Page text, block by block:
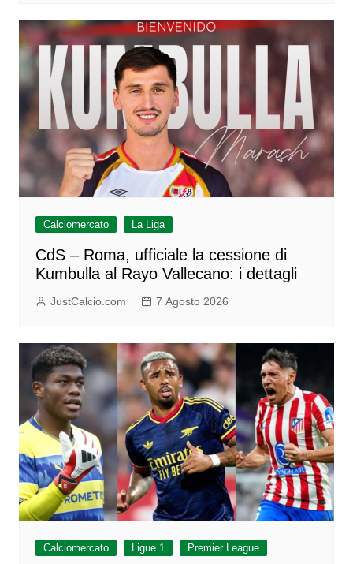
Calciomercato La Liga
CdS – Roma, ufficiale la cessione di
Kumbulla al Rayo Vallecano: i dettagli
JustCalcio.com 7 Agosto 2026
Calciomercato Ligue 1 Premier League